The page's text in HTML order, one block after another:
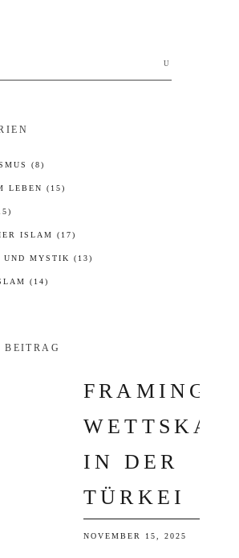
(8)
LEBEN (15)
ISLAM (17)
UND MYSTIK (13)
(14)
BEITRAG
FRAMING
IN DER
TÜRKEI
NOVEMBER 15, 2025